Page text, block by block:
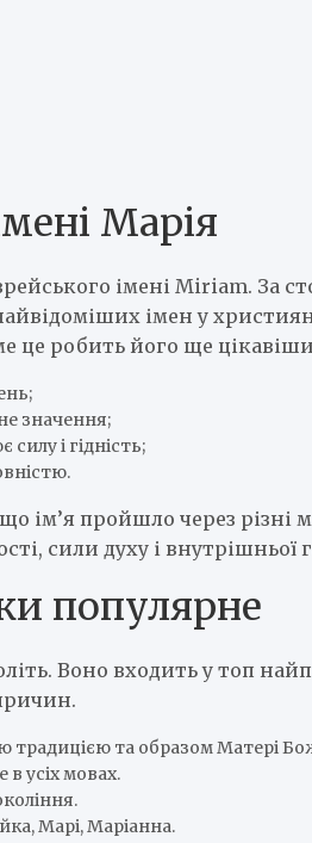
Марія
імені Miriam. За
імен у
це робить його ще
значення;
і гідність;
ім’я пройшло через різні
сили духу і внутрішньої
популярне
Воно входить у топ
традицією та образом Матері
усіх мовах.
Марі, Маріанна.